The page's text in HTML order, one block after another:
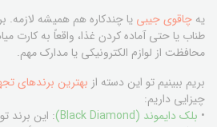
یه چاقوی جیبی یا چندکاره هم همیشه لازمه.
طناب یا حتی آماده کردن غذا، واقعاً به کارت
محافظت از لوازم الکترونیکی یا مدارک مهم.
بریم ببینیم تو این دسته از بهترین برندهای
چیزایی داریم:
• بلک دایموند (Black Diamond) : این برند